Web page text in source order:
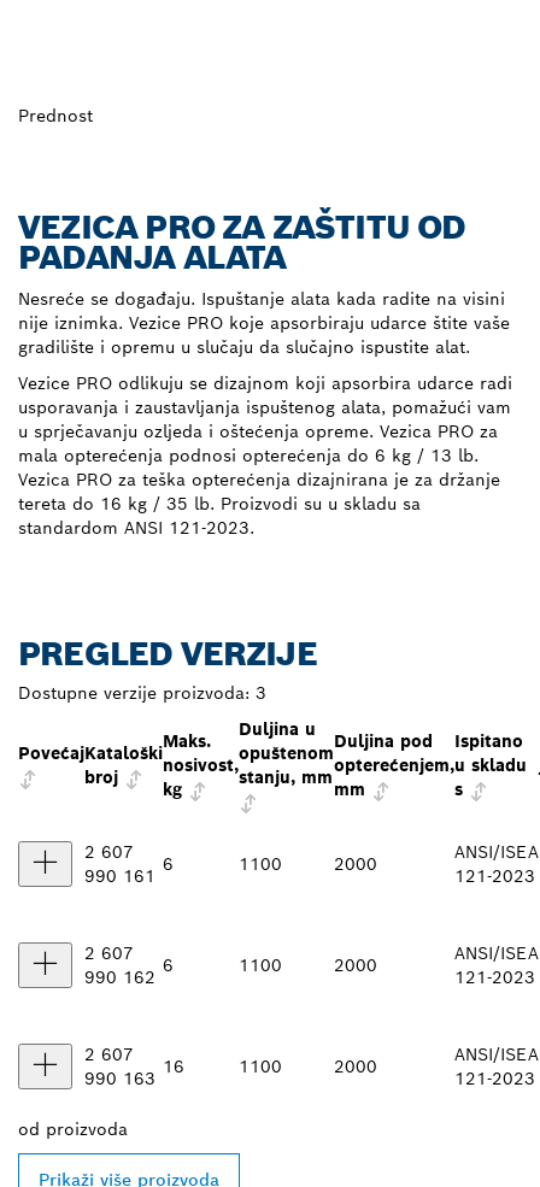
Prednost
VEZICA PRO ZA ZAŠTITU OD
PADANJA ALATA
Nesreće se događaju. Ispuštanje alata kada radite na visini
nije iznimka. Vezice PRO koje apsorbiraju udarce štite vaše
gradilište i opremu u slučaju da slučajno ispustite alat.
Vezice PRO odlikuju se dizajnom koji apsorbira udarce radi
usporavanja i zaustavljanja ispuštenog alata, pomažući vam
u sprječavanju ozljeda i oštećenja opreme. Vezica PRO za
mala opterećenja podnosi opterećenja do 6 kg / 13 lb.
Vezica PRO za teška opterećenja dizajnirana je za držanje
tereta do 16 kg / 35 lb. Proizvodi su u skladu sa
standardom ANSI 121-2023.
PREGLED VERZIJE
Dostupne verzije proizvoda: 3
PovećajKataloški
broj
Maks.
nosivost,
kg
Duljina u
opuštenom
stanju, mm
Duljina pod
opterećenjem,
mm
Ispitano
u skladu
s
2 607
990 161
6 1100 2000
ANSI/ISEA
121-2023
2 607
990 162
6 1100 2000
ANSI/ISEA
121-2023
2 607
990 163
16 1100 2000
ANSI/ISEA
121-2023
od proizvoda
Prikaži više proizvoda